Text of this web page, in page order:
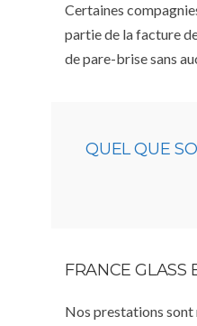
Certaines
partie de la facture
de pare-brise sans
QUEL QUE
FRANCE GLASS
Nos prestations sont